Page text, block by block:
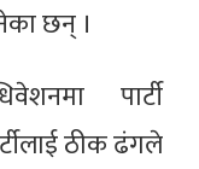
छन् ।
पार्टी
ठीक ढंगले